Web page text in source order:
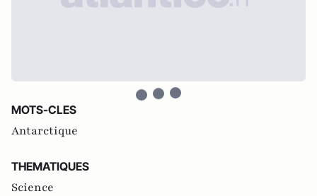
MOTS-CLES
Antarctique
THEMATIQUES
Science